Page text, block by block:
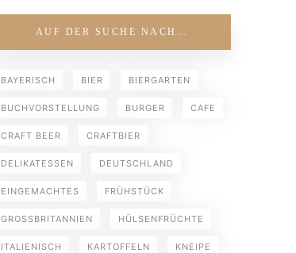
AUF DER SUCHE NACH…
BAYERISCH BIER BIERGARTEN
BUCHVORSTELLUNG BURGER CAFE
CRAFT BEER CRAFTBIER
DELIKATESSEN DEUTSCHLAND
EINGEMACHTES FRÜHSTÜCK
GROSSBRITANNIEN HÜLSENFRÜCHTE
ITALIENISCH KARTOFFELN KNEIPE